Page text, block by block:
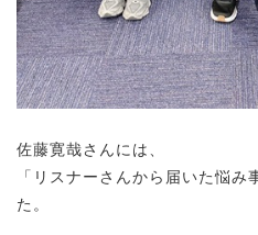
佐藤寛哉さんには、
「リスナーさんから届いた悩
た。